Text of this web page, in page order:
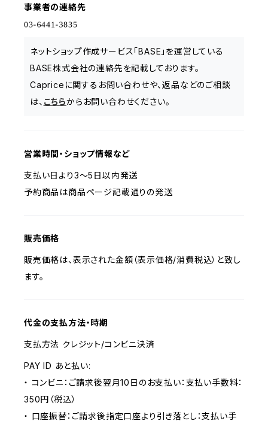
事業者の連絡先
ネットショップ作成サービス「BASE」を運営している
BASE株式会社の連絡先を記載しております。
Capriceに関するお問い合わせや、返品などのご相談
は、 こちらからお問い合わせください。
営業時間・ショップ情報など
支払い日より3～5日以内発送
予約商品は商品ページ記載通りの発送
販売価格
販売価格は、表示された金額（表示価格/消費税込）と致し
ます。
代金の支払方法・時期
支払方法 クレジット/コンビニ決済
PAY ID あと払い:
・ コンビニ：ご請求後翌月10日のお支払い：支払い手数料：
350円（税込）
・ 口座振替：ご請求後指定口座より引き落とし：支払い手